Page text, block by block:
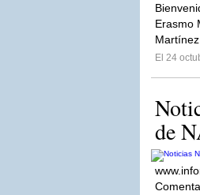
Erasmo
El 24
de